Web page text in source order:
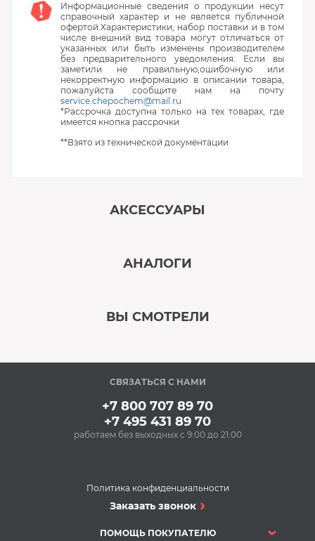
Информационные сведения о продукции несут
справочный характер и не является публичной
офертой.Характеристики, набор поставки и в том
числе внешний вид товара могут отличаться от
указанных или быть изменены производителем
без предварительного уведомления. Если вы
заметили не правильную,ошибочную или
некорректную информацию в описании товара,
пожалуйста сообщите нам на почту
service.chepochem@mail.ru
*Рассрочка доступна только на тех товарах, где
имеется кнопка рассрочки
**Взято из технической документации
АКСЕССУАРЫ
стали BON BN-175
(500 мл)
348 Р
АНАЛОГИ
Духовой шкаф BOSCH
HBG516BW0R
ВЫ СМОТРЕЛИ
В наличии
СВЯЗАТЬСЯ С НАМИ
+7 800 707 89 70
+7 495 431 89 70
работаем без выходных с 9:00 до 21:00
Политика конфиденциальности
Заказать звонок
ПОМОЩЬ ПОКУПАТЕЛЮ